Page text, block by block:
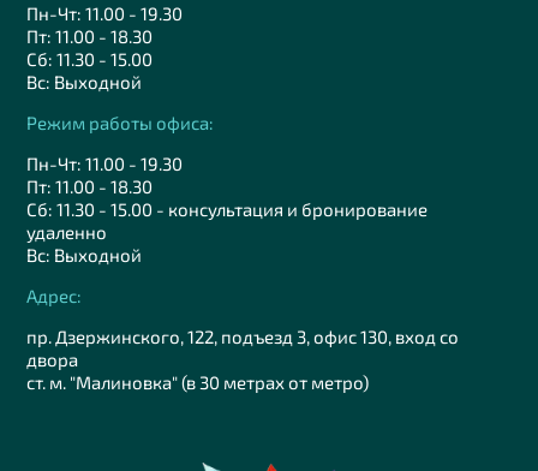
Пн-Чт: 11.00 - 19.30
Пт: 11.00 - 18.30
Сб: 11.30 - 15.00
Вс: Выходной
Режим работы офиса:
Пн-Чт: 11.00 - 19.30
Пт: 11.00 - 18.30
Сб: 11.30 - 15.00 - консультация и бронирование
удаленно
Вс: Выходной
Адрес:
пр. Дзержинского, 122, подъезд 3, офис 130, вход со
двора
ст. м. "Малиновка" (в 30 метрах от метро)